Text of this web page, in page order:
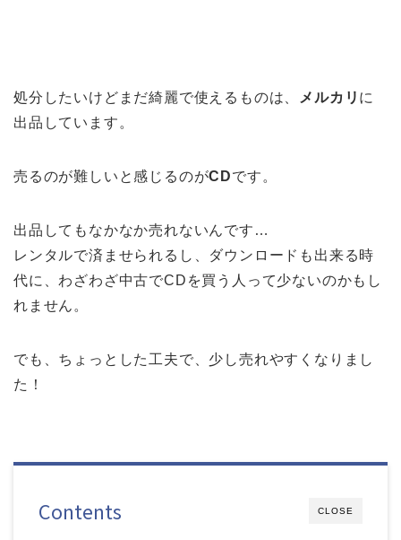
処分したいけどまだ綺麗で使えるものは、 メルカリ に
出品しています。
売るのが難しいと感じるのがCDです。
出品してもなかなか売れないんです…
レンタルで済ませられるし、ダウンロードも出来る時
代に、わざわざ中古でCDを買う人って少ないのかもし
れません。
でも、ちょっとした工夫で、少し売れやすくなりまし
た！
CLOSE
Contents